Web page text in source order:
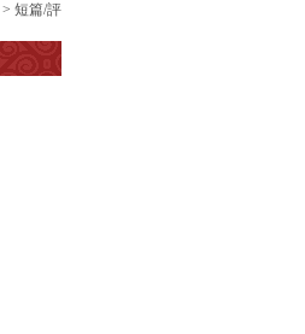
> 短篇/評